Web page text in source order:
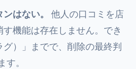
はない。 他人の口コミを店
機能は存在しません。でき
）」までで、削除の最終判
。